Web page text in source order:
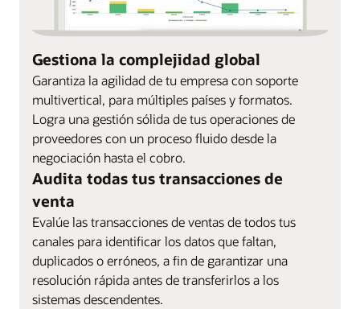
Gestiona la complejidad global
Garantiza la agilidad de tu empresa con soporte
multivertical, para múltiples países y formatos.
Logra una gestión sólida de tus operaciones de
proveedores con un proceso fluido desde la
negociación hasta el cobro.
Audita todas tus transacciones de
venta
Evalúe las transacciones de ventas de todos tus
canales para identificar los datos que faltan,
duplicados o erróneos, a fin de garantizar una
resolución rápida antes de transferirlos a los
sistemas descendentes.